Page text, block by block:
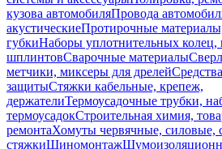
кузова автомобиляПровода
акустическиеПротирочные
губкиНаборы уплотнительных колец,
шплинтовСварочные материалы
метчики, миксеры для дрелей
защитыСтяжки кабельные, крепеж,
держателиТермоусадочные трубки,
термоусадокСтроительная химия,
ремонтаХомуты червячные, силовые,
стяжкиШиномонтаж